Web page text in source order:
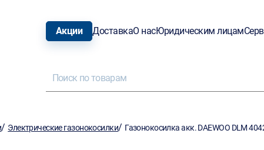
Акции ДоставкаО насЮридическим лицам
/ Электрические газонокосилки/ Газонокосилка акк. DAEWOO DLM